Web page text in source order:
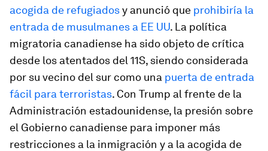
acogida de refugiadosy anunció que prohibiría la
entrada de musulmanes a EE UU. La política
migratoria canadiense ha sido objeto de crítica
desde los atentados del 11S, siendo considerada
por su vecino del sur como una puerta de entrada
fácil para terroristas. Con Trump al frente de la
Administración estadounidense, la presión sobre
el Gobierno canadiense para imponer más
restricciones a la inmigración y a la acogida de